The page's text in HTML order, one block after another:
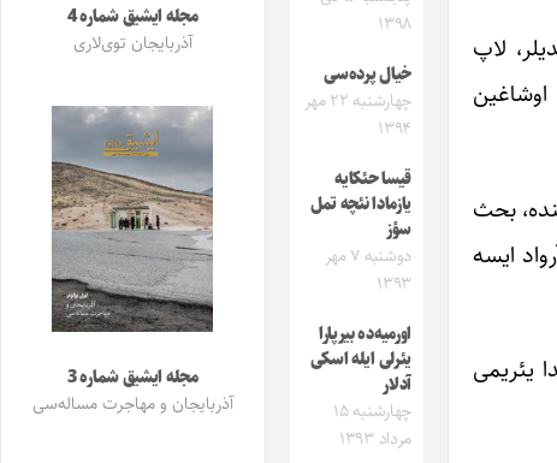
لاپ
اوشاغین
بحث
ایسه
یئریمی
۱۳۹۸
خیال پرده‌سی
چهارشنبه ۲۲ مهر
۱۳۹۴
قیسا حئکایه
یازمادا نئچه تمل
سؤز
دوشنبه ۷ مهر
۱۳۹۳
اورمیه‌ده بیرپارا
یئرلی ایله اسکی
آدلار
چهارشنبه ۱۵
مرداد ۱۳۹۳
مجله ایشیق شماره 4
آذربایجان توی‌لاری
مجله ایشیق شماره 3
آذربایجان و مهاجرت مساله‌سی